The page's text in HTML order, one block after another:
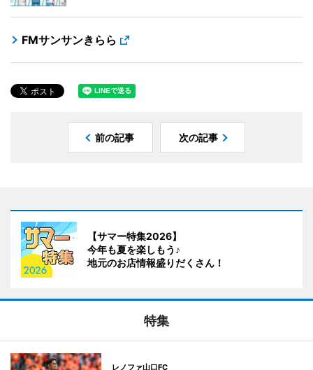
FMサンサンきらら
前の記事 次の記事
【サマー特集2026】
今年も夏を楽しもう♪
地元のお店情報盛りだくさん！
特集
レノファ山口FC